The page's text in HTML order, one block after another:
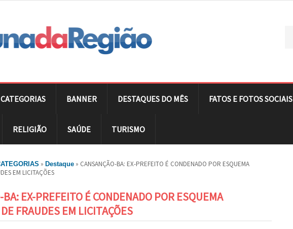
BANNER DESTAQUES DO MÊS FATOS E FOTOS SOCIAIS
RELIGIÃO SAÚDE TURISMO
» Destaque » CANSANÇÃO-BA: EX-PREFEITO É CONDENADO POR ESQUEMA
EM LICITAÇÕES
EX-PREFEITO É CONDENADO POR ESQUEMA
FRAUDES EM LICITAÇÕES